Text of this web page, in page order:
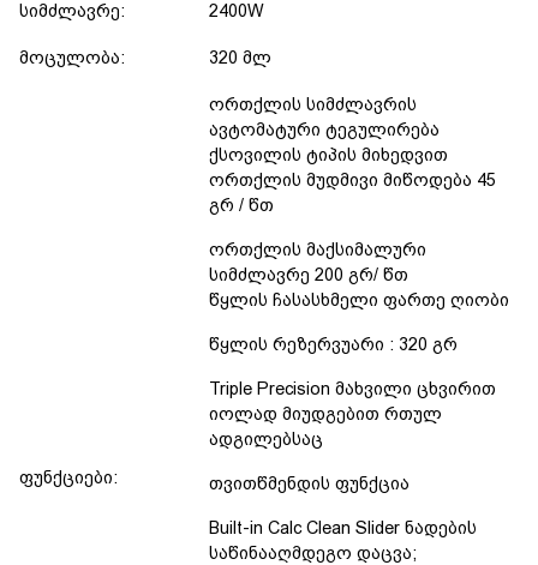
სიმძლავრე: 2400W
მოცულობა: 320 მლ
ფუნქციები:
ორთქლის სიმძლავრის
ავტომატური ტეგულირება
ქსოვილის ტიპის მიხედვით
ორთქლის მუდმივი მიწოდება 45
გრ / წთ
ორთქლის მაქსიმალური
სიმძლავრე 200 გრ/ წთ
წყლის ჩასასხმელი ფართე ღიობი
წყლის რეზერვუარი : 320 გრ
Triple Precision მახვილი ცხვირით
იოლად მიუდგებით რთულ
ადგილებსაც
თვითწმენდის ფუნქცია
Built-in Calc Clean Slider ნადების
საწინააღმდეგო დაცვა;